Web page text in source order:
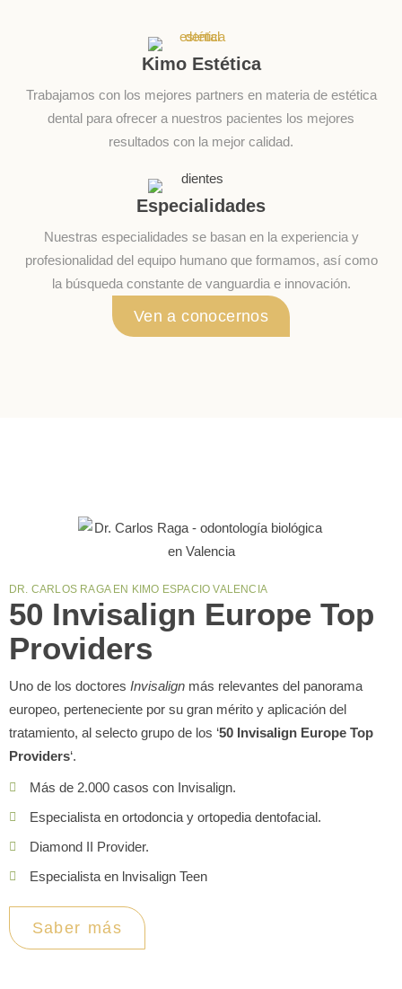
Kimo Estética
Trabajamos con los mejores partners en materia de estética
dental para ofrecer a nuestros pacientes los mejores
resultados con la mejor calidad.
Especialidades
Nuestras especialidades se basan en la experiencia y
profesionalidad del equipo humano que formamos, así como
la búsqueda constante de vanguardia e innovación.
Ven a conocernos
DR. CARLOS RAGA EN KIMO ESPACIO VALENCIA
50 Invisalign Europe Top
Providers
Uno de los doctores Invisalign más relevantes del panorama
europeo, perteneciente por su gran mérito y aplicación del
tratamiento, al selecto grupo de los ‘50 Invisalign Europe Top
Providers‘.
Más de 2.000 casos con Invisalign.
Especialista en ortodoncia y ortopedia dentofacial.
Diamond II Provider.
Especialista en lnvisalign Teen
Saber más